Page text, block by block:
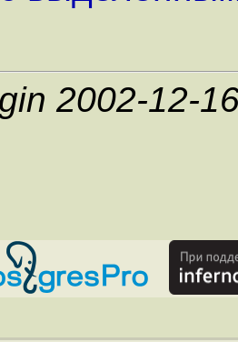
2002-12-